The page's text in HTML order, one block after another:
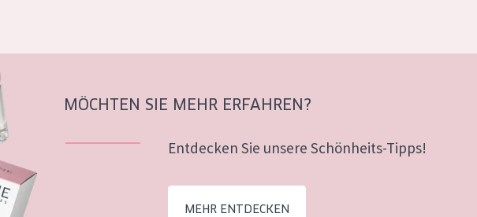
MÖCHTEN SIE MEHR ERFAHREN?
Entdecken Sie unsere Schönheits-Tipps!
MEHR ENTDECKEN